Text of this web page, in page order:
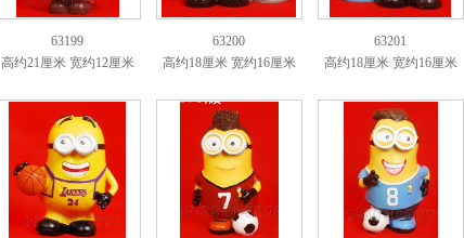
63199
高约21厘米 宽约12厘米
63200
高约18厘米 宽约16厘米
63201
高约18厘米 宽约16厘米